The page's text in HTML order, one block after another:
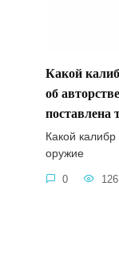
Какой
об
поставлена
Какой
оружие
0 126